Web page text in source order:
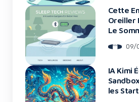
Cette
Oreiller
Le
09/
IA Kimi
les